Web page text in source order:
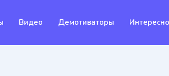
Видео Демотиваторы